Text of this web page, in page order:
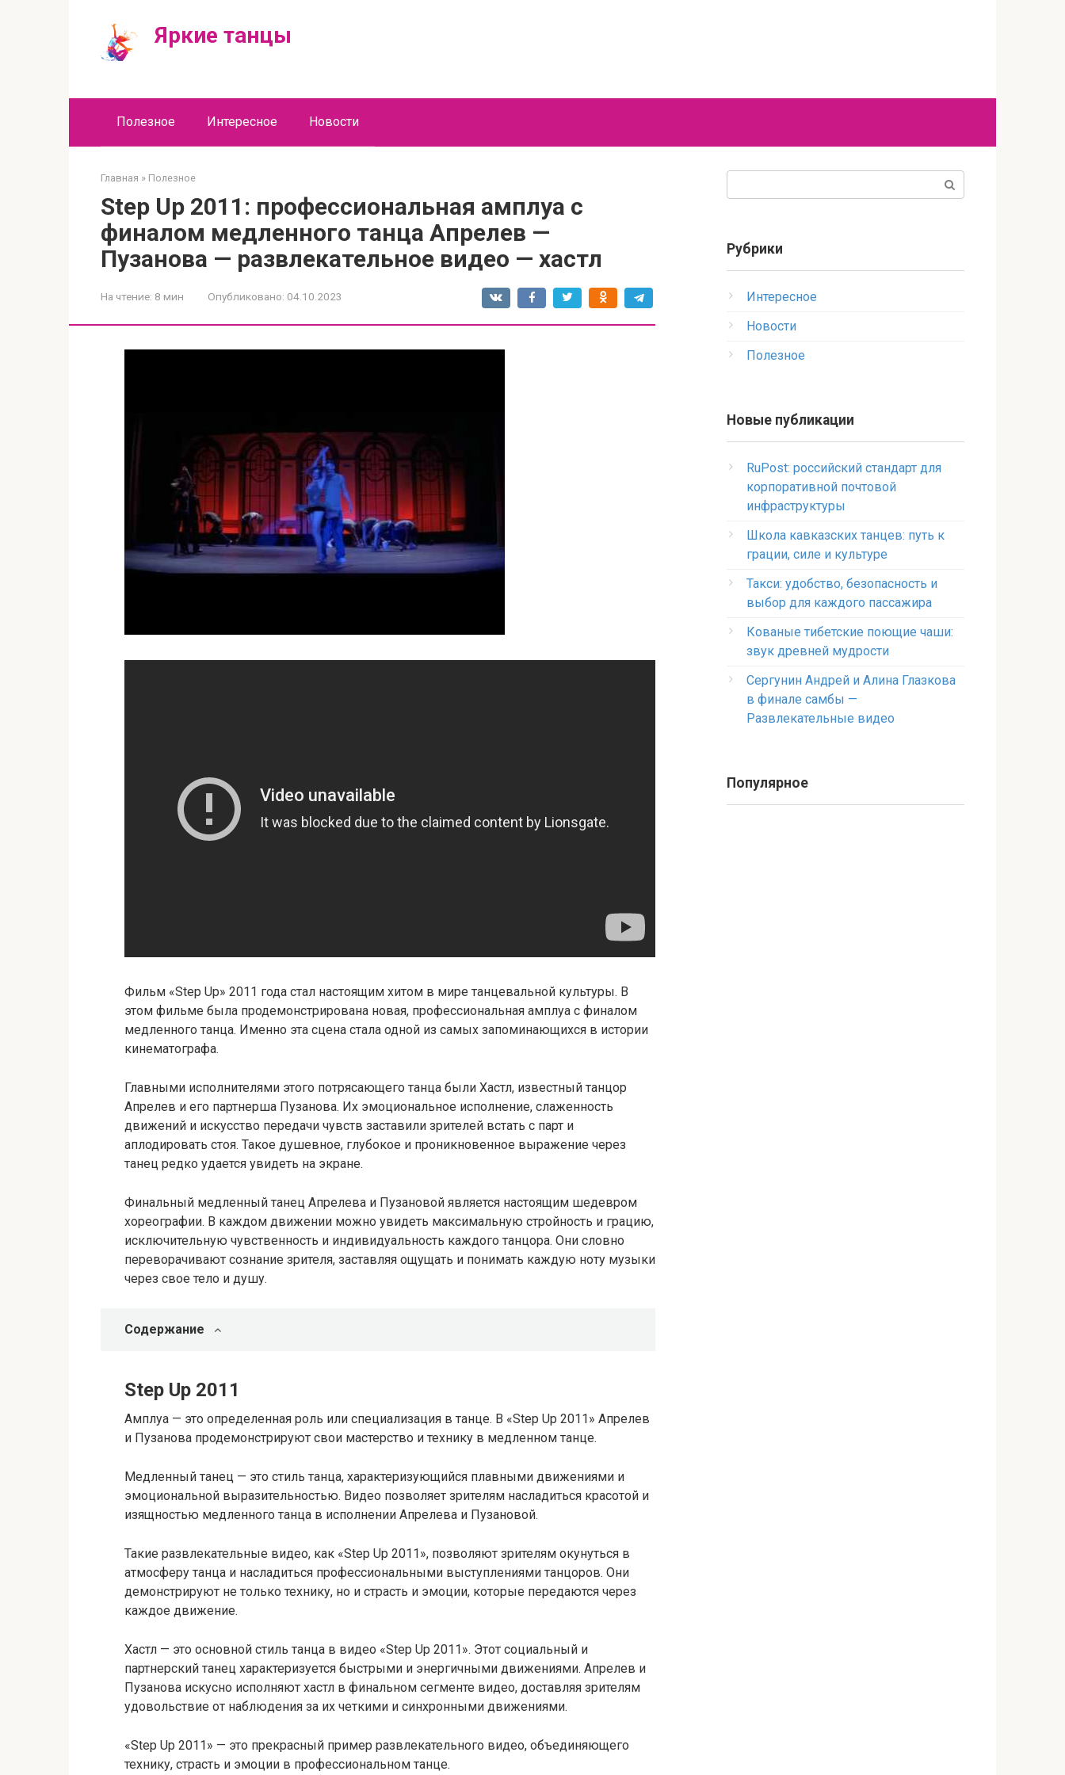
Яркие танцы
Полезное Интересное Новости
Главная » Полезное
Step Up 2011: профессиональная амплуа с
финалом медленного танца Апрелев —
Пузанова — развлекательное видео — хастл
На чтение: 8 мин Опубликовано: 04.10.2023
Фильм «Step Up» 2011 года стал настоящим хитом в мире танцевальной культуры. В
этом фильме была продемонстрирована новая, профессиональная амплуа с финалом
медленного танца. Именно эта сцена стала одной из самых запоминающихся в истории
кинематографа.
Главными исполнителями этого потрясающего танца были Хастл, известный танцор
Апрелев и его партнерша Пузанова. Их эмоциональное исполнение, слаженность
движений и искусство передачи чувств заставили зрителей встать с парт и
аплодировать стоя. Такое душевное, глубокое и проникновенное выражение через
танец редко удается увидеть на экране.
Финальный медленный танец Апрелева и Пузановой является настоящим шедевром
хореографии. В каждом движении можно увидеть максимальную стройность и грацию,
исключительную чувственность и индивидуальность каждого танцора. Они словно
переворачивают сознание зрителя, заставляя ощущать и понимать каждую ноту музыки
через свое тело и душу.
Содержание
Step Up 2011
Амплуа — это определенная роль или специализация в танце. В «Step Up 2011» Апрелев
и Пузанова продемонстрируют свои мастерство и технику в медленном танце.
Медленный танец — это стиль танца, характеризующийся плавными движениями и
эмоциональной выразительностью. Видео позволяет зрителям насладиться красотой и
изящностью медленного танца в исполнении Апрелева и Пузановой.
Такие развлекательные видео, как «Step Up 2011», позволяют зрителям окунуться в
атмосферу танца и насладиться профессиональными выступлениями танцоров. Они
демонстрируют не только технику, но и страсть и эмоции, которые передаются через
каждое движение.
Хастл — это основной стиль танца в видео «Step Up 2011». Этот социальный и
партнерский танец характеризуется быстрыми и энергичными движениями. Апрелев и
Пузанова искусно исполняют хастл в финальном сегменте видео, доставляя зрителям
удовольствие от наблюдения за их четкими и синхронными движениями.
«Step Up 2011» — это прекрасный пример развлекательного видео, объединяющего
технику, страсть и эмоции в профессиональном танце.
Рубрики
Интересное
Новости
Полезное
Новые публикации
RuPost: российский стандарт для
корпоративной почтовой
инфраструктуры
Школа кавказских танцев: путь к
грации, силе и культуре
Такси: удобство, безопасность и
выбор для каждого пассажира
Кованые тибетские поющие чаши:
звук древней мудрости
Сергунин Андрей и Алина Глазкова
в финале самбы —
Развлекательные видео
Популярное